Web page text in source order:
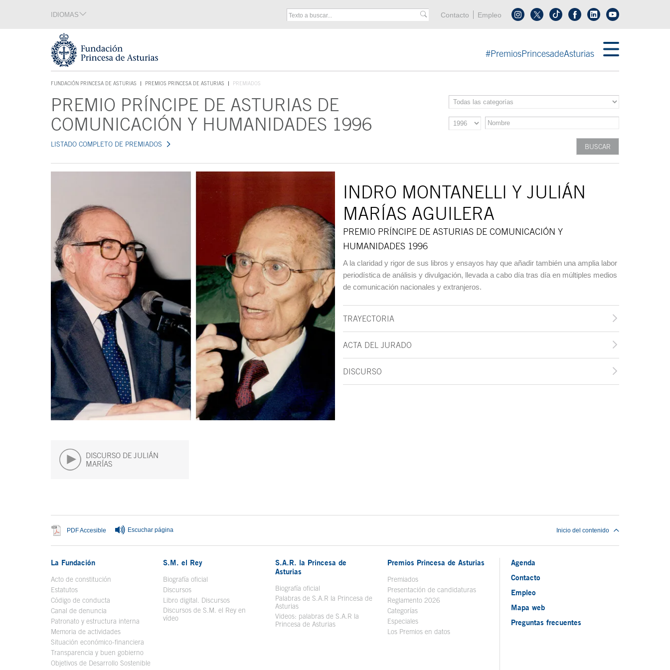
Tecla de acceso 1
IDIOMAS Menú cabecera
Contacto Empleo Síguenos en tiktokSíguenos en linkedin
#PremiosPrincesadeAsturias
FUNDACIÓN PRINCESA DE ASTURIAS
TECLA DE ACCESO 1
PREMIOS PRINCESA DE ASTURIAS PREMIADOS
Contenido principalPREMIO PRÍNCIPE DE ASTURIAS DE
COMUNICACIÓN Y HUMANIDADES 1996
LISTADO COMPLETO DE PREMIADOS
INDRO MONTANELLI Y JULIÁN
MARÍAS AGUILERA
PREMIO PRÍNCIPE DE ASTURIAS DE COMUNICACIÓN Y
HUMANIDADES 1996
A la claridad y rigor de sus libros y ensayos hay que añadir también una amplia labor
periodística de análisis y divulgación, llevada a cabo día tras día en múltiples medios
de comunicación nacionales y extranjeros.
TRAYECTORIA
ACTA DEL JURADO
DISCURSO
DISCURSO DE JULIÁN
MARÍAS
PDF Accesible Se abre en ventana nueva
Escuchar página Inicio del contenido
La Fundación
Acto de constitución
Estatutos
Código de conducta
Canal de denuncia
Patronato y estructura interna
Memoria de actividades
Situación económico-financiera
Transparencia y buen gobierno
Objetivos de Desarrollo Sostenible
S.M. el Rey
Biografía oficial
Discursos
Libro digital. DiscursosSe abre en ventana nueva
Discursos de S.M. el Rey en
vídeoSe abre en ventana nueva
S.A.R. la Princesa de
Asturias
Biografía oficial Se abre en ventana nueva
Palabras de S.A.R la Princesa de
Asturias
Videos: palabras de S.A.R la
Princesa de Asturias
Premios Princesa de Asturias
Premiados
Presentación de candidaturas
Reglamento 2026
Categorías
Especiales
Los Premios en datos
Agenda
Contacto
Empleo
Mapa web
Preguntas frecuentes